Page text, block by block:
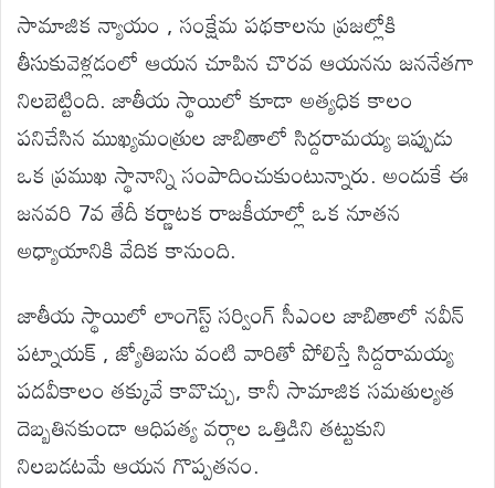
సామాజిక న్యాయం , సంక్షేమ పథకాలను ప్రజల్లోకి
తీసుకువెళ్లడంలో ఆయన చూపిన చొరవ ఆయనను జననేతగా
నిలబెట్టింది. జాతీయ స్థాయిలో కూడా అత్యధిక కాలం
పనిచేసిన ముఖ్యమంత్రుల జాబితాలో సిద్దరామయ్య ఇప్పుడు
ఒక ప్రముఖ స్థానాన్ని సంపాదించుకుంటున్నారు. అందుకే ఈ
జనవరి 7వ తేదీ కర్ణాటక రాజకీయాల్లో ఒక నూతన
అధ్యాయానికి వేదిక కానుంది.
జాతీయ స్థాయిలో లాంగెస్ట్ సర్వింగ్ సీఎంల జాబితాలో నవీన్
పట్నాయక్ , జ్యోతిబసు వంటి వారితో పోలిస్తే సిద్దరామయ్య
పదవీకాలం తక్కువే కావొచ్చు, కానీ సామాజిక సమతుల్యత
దెబ్బతినకుండా ఆధిపత్య వర్గాల ఒత్తిడిని తట్టుకుని
నిలబడటమే ఆయన గొప్పతనం.